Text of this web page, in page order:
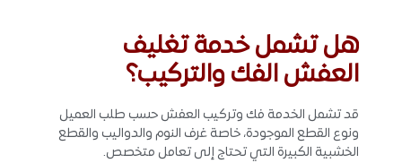
هل تشمل خدمة تغليف
العفش الفك والتركيب؟
قد تشمل الخدمة فك وتركيب العفش حسب طلب العميل
ونوع القطع الموجودة، خاصة غرف النوم والدواليب والقطع
الخشبية الكبيرة التي تحتاج إلى تعامل متخصص.